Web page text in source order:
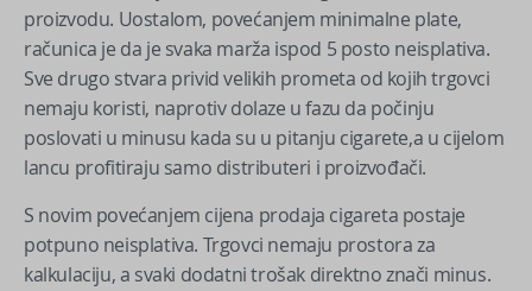
proizvodu. Uostalom, povećanjem minimalne plate,
računica je da je svaka marža ispod 5 posto neisplativa.
Sve drugo stvara privid velikih prometa od kojih trgovci
nemaju koristi, naprotiv dolaze u fazu da počinju
poslovati u minusu kada su u pitanju cigarete,a u cijelom
lancu profitiraju samo distributeri i proizvođači.
S novim povećanjem cijena prodaja cigareta postaje
potpuno neisplativa. Trgovci nemaju prostora za
kalkulaciju, a svaki dodatni trošak direktno znači minus.